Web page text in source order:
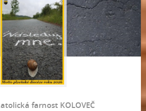
farnost KOLOVEČ